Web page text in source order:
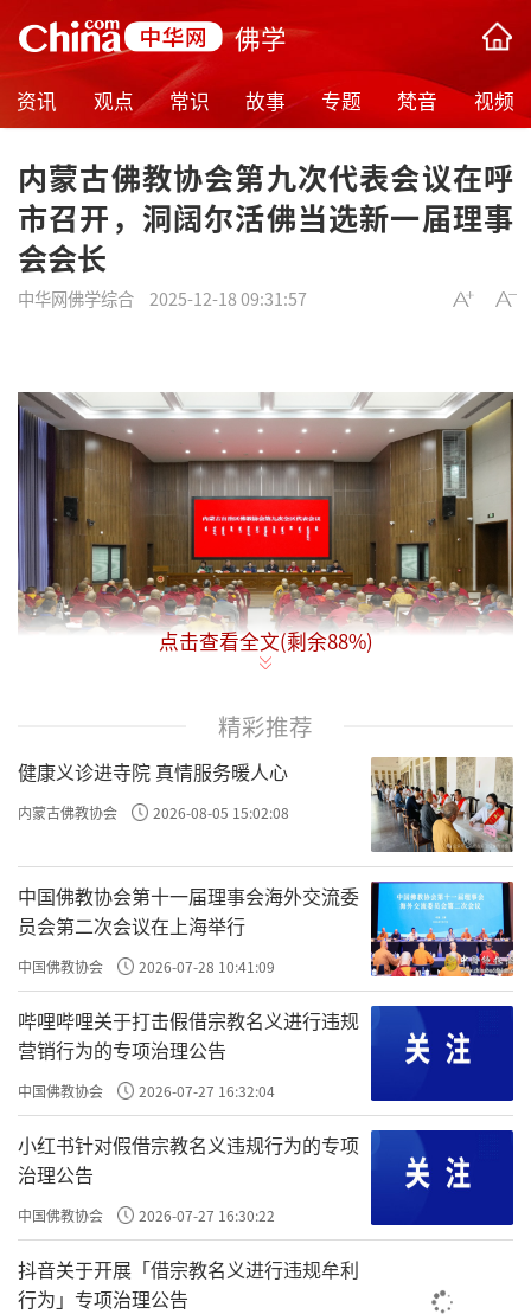
佛学
资讯 观点 常识 故事 专题 梵音 视频
内蒙古佛教协会第九次代表会议在呼
市召开，洞阔尔活佛当选新一届理事
会会长
中华网佛学综合 2025-12-18 09:31:57
内蒙古佛教协会第九次代表会议在呼市召开，洞阔尔活
2025年12月15日至16日，内蒙古自治区佛教协
会第九次代表会议在呼和浩特市召开，中国佛
教协会、内蒙古自治区政协民族和宗教委员会
发来贺电，自治区党委统战部副部长、宗教事
务局局长刘长春、及来自全区12个盟市的藏
传、汉传佛教共107名代表出席会议。
点击查看全文(剩余88%)
精彩推荐
健康义诊进寺院 真情服务暖人心
内蒙古佛教协会 2026-08-05 15:02:08
中国佛教协会第十一届理事会海外交流委
员会第二次会议在上海举行
中国佛教协会 2026-07-28 10:41:09
哔哩哔哩关于打击假借宗教名义进行违规
营销行为的专项治理公告
中国佛教协会 2026-07-27 16:32:04
小红书针对假借宗教名义违规行为的专项
治理公告
中国佛教协会 2026-07-27 16:30:22
抖音关于开展「借宗教名义进行违规牟利
行为」专项治理公告